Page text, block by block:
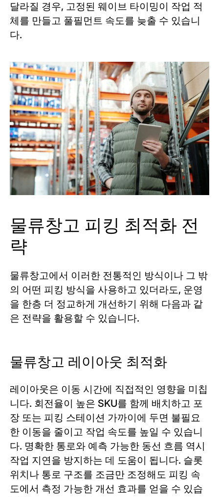
달라질 경우, 고정된 웨이브 타이밍이 작업 적
체를 만들고 풀필먼트 속도를 늦출 수 있습니
다.
물류창고 피킹 최적화 전
략
물류창고에서 이러한 전통적인 방식이나 그 밖
의 어떤 피킹 방식을 사용하고 있더라도, 운영
을 한층 더 정교하게 개선하기 위해 다음과 같
은 전략을 활용할 수 있습니다.
물류창고 레이아웃 최적화
레이아웃은 이동 시간에 직접적인 영향을 미칩
니다. 회전율이 높은 SKU를 함께 배치하고 포
장 또는 피킹 스테이션 가까이에 두면 불필요
한 이동을 줄이고 작업 속도를 높일 수 있습니
다. 명확한 통로와 예측 가능한 동선 흐름 역시
작업 지연을 방지하는 데 도움이 됩니다. 슬롯
위치나 통로 구조를 조금만 조정해도 피킹 속
도에서 측정 가능한 개선 효과를 얻을 수 있습